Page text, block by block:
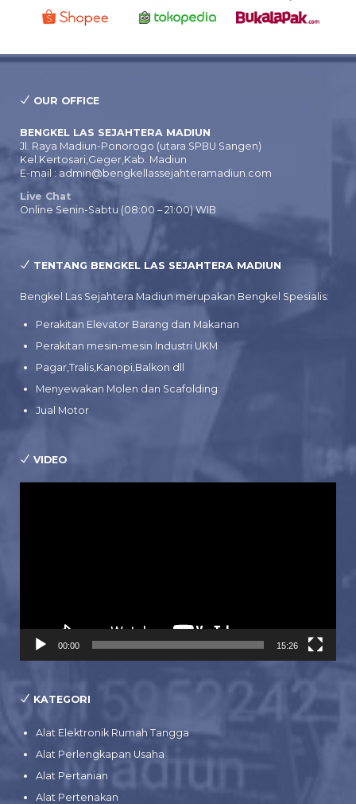
OUR OFFICE
BENGKEL LAS SEJAHTERA MADIUN
Jl. Raya Madiun-Ponorogo (utara SPBU Sangen)
Kel.Kertosari,Geger,Kab. Madiun
E-mail : admin@bengkellassejahteramadiun.com
Live Chat
Online Senin-Sabtu (08:00 – 21:00) WIB
TENTANG BENGKEL LAS SEJAHTERA MADIUN
Bengkel Las Sejahtera Madiun merupakan Bengkel Spesialis:
Perakitan Elevator Barang dan Makanan
Perakitan mesin-mesin Industri UKM
Pagar,Tralis,Kanopi,Balkon dll
Menyewakan Molen dan Scafolding
Jual Motor
VIDEO
00:00 15:26
KATEGORI
Alat Elektronik Rumah Tangga
Alat Perlengkapan Usaha
Alat Pertanian
Alat Pertenakan